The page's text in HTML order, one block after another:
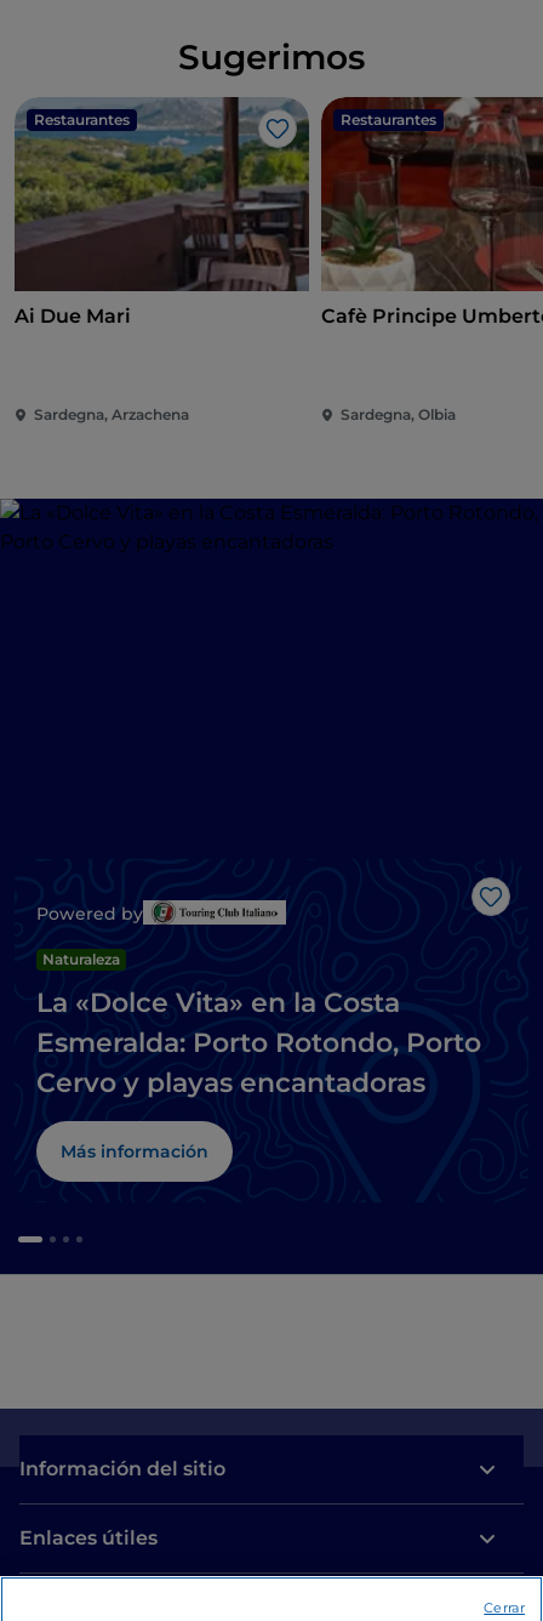
Sugerimos
Restaurantes
Me gusta
Ai Due Mari
Sardegna, Arzachena
Restaurantes
Cafè Principe
Sardegna, Olbia
Me
Powered by
Naturaleza
La «Dolce Vita» en la Costa
Esmeralda: Porto Rotondo, Porto
Cervo y playas encantadoras
Más información
Información del sitio
Enlaces útiles
Cerrar